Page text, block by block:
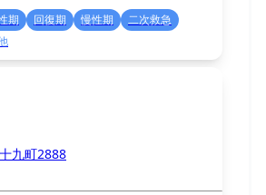
期 回復期 慢性期
二次救急
九町2888